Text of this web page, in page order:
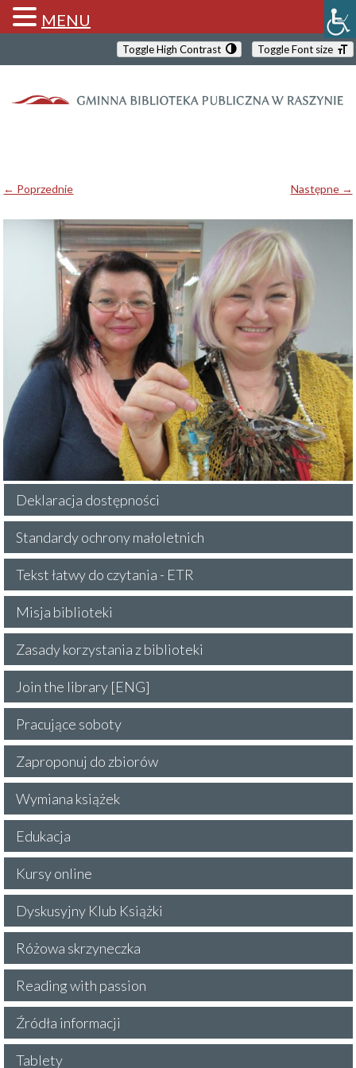
Toggle High Contrast Toggle Font size
← Poprzednie Następne →
Deklaracja dostępności
Standardy ochrony małoletnich
Tekst łatwy do czytania - ETR
Misja biblioteki
Zasady korzystania z biblioteki
Join the library [ENG]
Pracujące soboty
Zaproponuj do zbiorów
Wymiana książek
Edukacja
Kursy online
Dyskusyjny Klub Książki
Różowa skrzyneczka
Reading with passion
Źródła informacji
Tablety
MENU